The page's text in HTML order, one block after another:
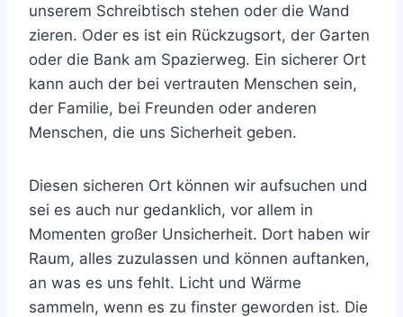
unserem Schreibtisch stehen oder die Wand
zieren. Oder es ist ein Rückzugsort, der Garten
oder die Bank am Spazierweg. Ein sicherer Ort
kann auch der bei vertrauten Menschen sein,
der Familie, bei Freunden oder anderen
Menschen, die uns Sicherheit geben.
Diesen sicheren Ort können wir aufsuchen und
sei es auch nur gedanklich, vor allem in
Momenten großer Unsicherheit. Dort haben wir
Raum, alles zuzulassen und können auftanken,
an was es uns fehlt. Licht und Wärme
sammeln, wenn es zu finster geworden ist. Die